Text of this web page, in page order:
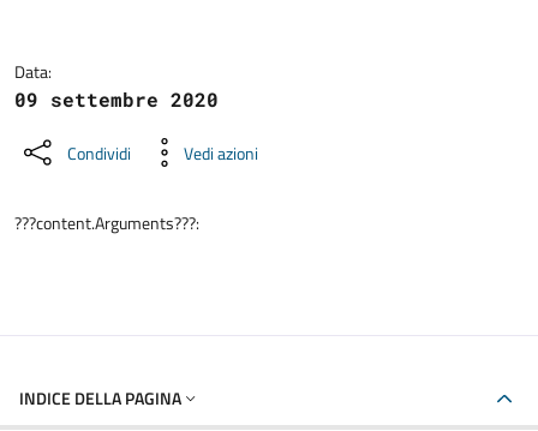
Data:
09 settembre 2020
Condividi Vedi azioni
???content.Arguments???:
INDICE DELLA PAGINA